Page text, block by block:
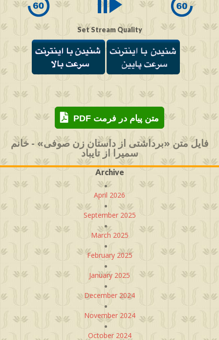
Set Stream Quality
PDF متن پیام در فرمت
فایل متن «برداشتی از داستان زن صوفی» - خانم
سمیرا از تایباد
Archive
April 2026
September 2025
March 2025
February 2025
January 2025
December 2024
November 2024
October 2024